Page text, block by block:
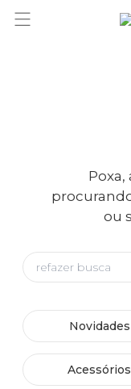
você merece 30%
Poxa,
ou
Novidades
Acessórios